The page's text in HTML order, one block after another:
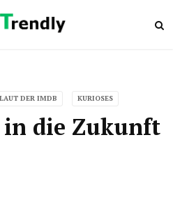
DER IMDB KURIOSES
in die Zukunft